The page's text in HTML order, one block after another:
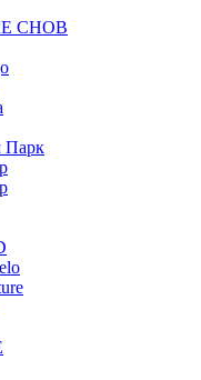
СНОВ
Парк